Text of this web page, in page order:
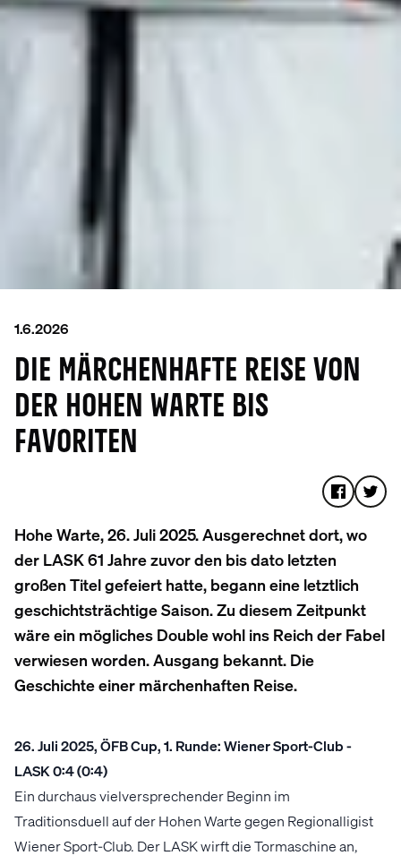
1.6.2026
DIE MÄRCHENHAFTE REISE VON
DER HOHEN WARTE BIS
FAVORITEN
Hohe Warte, 26. Juli 2025. Ausgerechnet dort, wo
der LASK 61 Jahre zuvor den bis dato letzten
großen Titel gefeiert hatte, begann eine letztlich
geschichtsträchtige Saison. Zu diesem Zeitpunkt
wäre ein mögliches Double wohl ins Reich der Fabel
verwiesen worden. Ausgang bekannt. Die
Geschichte einer märchenhaften Reise.
26. Juli 2025, ÖFB Cup, 1. Runde: Wiener Sport-Club -
LASK 0:4 (0:4)
Ein durchaus vielversprechender Beginn im
Traditionsduell auf der Hohen Warte gegen Regionalligist
Wiener Sport-Club. Der LASK wirft die Tormaschine an,